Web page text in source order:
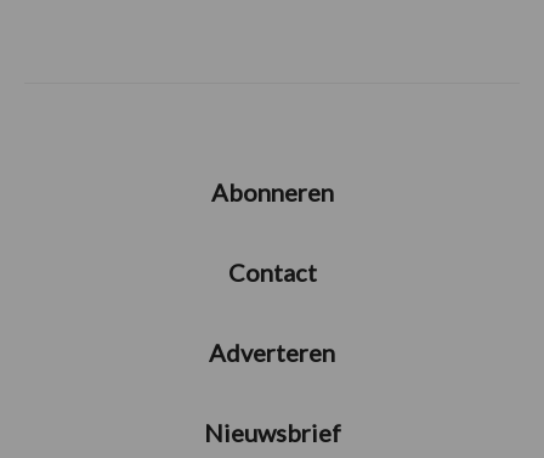
Abonneren
Contact
Adverteren
Nieuwsbrief